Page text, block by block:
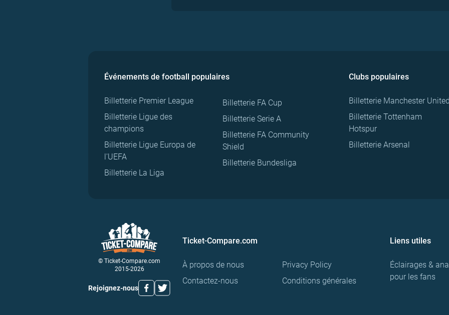
Événements de football populaires
Billetterie Premier League
Billetterie Ligue des
champions
Billetterie Ligue Europa de
l'UEFA
Billetterie La Liga
Billetterie FA Cup
Billetterie Serie A
Billetterie FA Community
Shield
Billetterie Bundesliga
Clubs populaires
Billetterie Manchester
Billetterie Tottenham
Hotspur
Billetterie Arsenal
© Ticket-Compare.com
2015-2026
Rejoignez-nous
Ticket-Compare.com
À propos de nous
Contactez-nous
Privacy Policy
Conditions générales
Liens utiles
Éclairages &
pour les fans